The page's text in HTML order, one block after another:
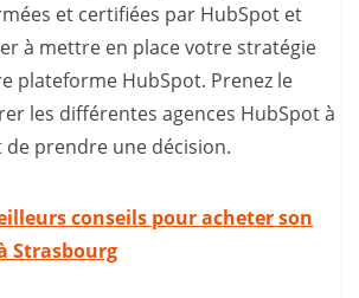
et certifiées par HubSpot et
à mettre en place votre stratégie
plateforme HubSpot. Prenez le
les différentes agences HubSpot à
prendre une décision.
conseils pour acheter son
Strasbourg